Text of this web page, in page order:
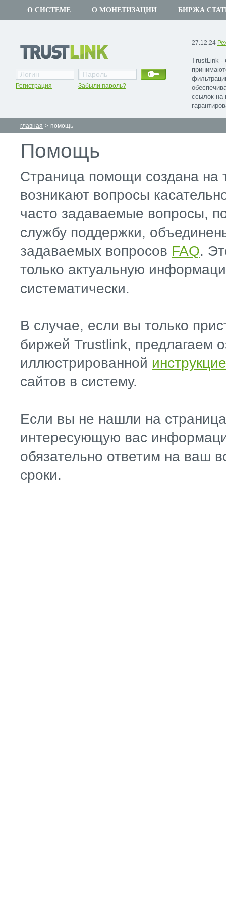
О СИСТЕМЕ О МОНЕТИЗАЦИИ БИРЖА
27.12.24
TrustLink -
ссылок на
Регистрация Забыли пароль?
главная > помощь
Помощь
Страница помощи создана на
возникают вопросы
часто задаваемые вопросы,
службу поддержки,
задаваемых вопросов FAQ.
только актуальную
систематически.
В случае, если вы только
биржей Trustlink, предлагаем
иллюстрированной
сайтов в систему.
Если вы не нашли на
интересующую вас
обязательно ответим на ваш
сроки.